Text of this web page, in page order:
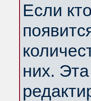
Если
них.